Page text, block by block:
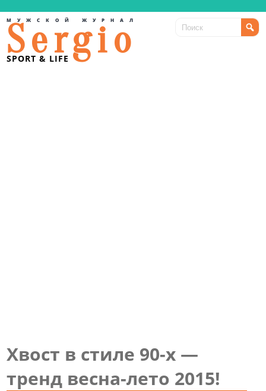
Sergio
SPORT & LIFE
МУЖСКОЙ ЖУРНАЛ
Хвост в стиле 90-х —
тренд весна-лето 2015!